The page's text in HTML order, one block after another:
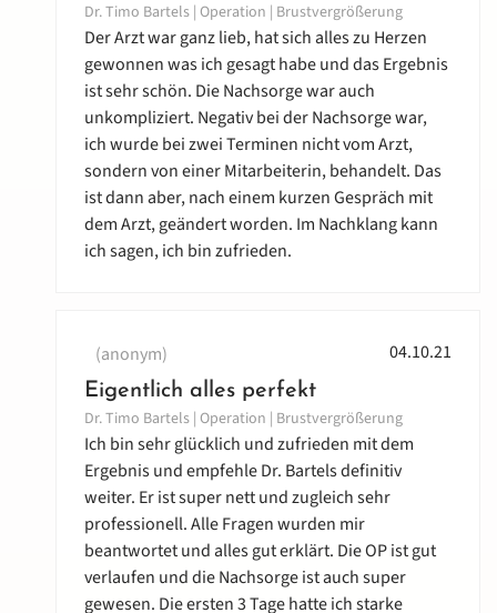
Dr. Timo Bartels | Operation | Brustvergrößerung
Der Arzt war ganz lieb, hat sich alles zu Herzen
gewonnen was ich gesagt habe und das Ergebnis
ist sehr schön. Die Nachsorge war auch
unkompliziert. Negativ bei der Nachsorge war,
ich wurde bei zwei Terminen nicht vom Arzt,
sondern von einer Mitarbeiterin, behandelt. Das
ist dann aber, nach einem kurzen Gespräch mit
dem Arzt, geändert worden. Im Nachklang kann
ich sagen, ich bin zufrieden.
(anonym) 04.10.21
Eigentlich alles perfekt
Dr. Timo Bartels | Operation | Brustvergrößerung
Ich bin sehr glücklich und zufrieden mit dem
Ergebnis und empfehle Dr. Bartels definitiv
weiter. Er ist super nett und zugleich sehr
professionell. Alle Fragen wurden mir
beantwortet und alles gut erklärt. Die OP ist gut
verlaufen und die Nachsorge ist auch super
gewesen. Die ersten 3 Tage hatte ich starke